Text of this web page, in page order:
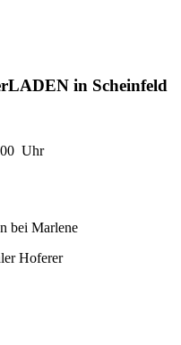
in Scheinfeld
Uhr
bei Marlene
Hoferer